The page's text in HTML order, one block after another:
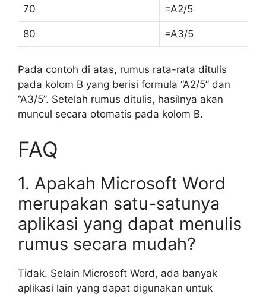
70 =A2/5
80 =A3/5
Pada contoh di atas, rumus rata-rata ditulis
pada kolom B yang berisi formula “A2/5” dan
“A3/5”. Setelah rumus ditulis, hasilnya akan
muncul secara otomatis pada kolom B.
FAQ
1. Apakah Microsoft Word
merupakan satu-satunya
aplikasi yang dapat menulis
rumus secara mudah?
Tidak. Selain Microsoft Word, ada banyak
aplikasi lain yang dapat digunakan untuk